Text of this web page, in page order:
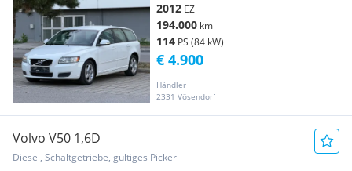
2012 EZ
194.000 km
114 PS (84 kW)
Händler
2331 Vösendorf
€ 4.900
Volvo V50 1,6D
Diesel, Schaltgetriebe, gültiges Pickerl